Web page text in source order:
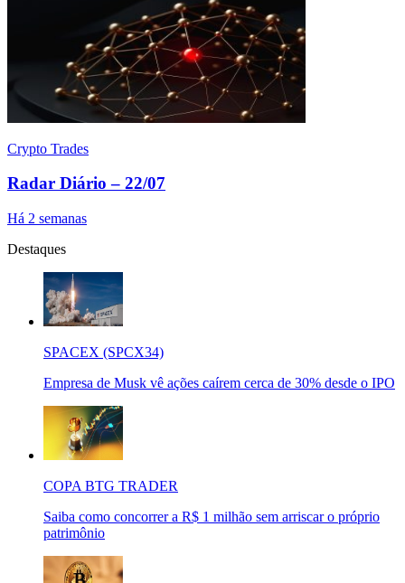
Crypto Trades
Radar Diário – 22/07
Há 2 semanas
Destaques
SPACEX (SPCX34)
Empresa de Musk vê ações caírem cerca de 30% desde o IPO
COPA BTG TRADER
Saiba como concorrer a R$ 1 milhão sem arriscar o próprio
patrimônio